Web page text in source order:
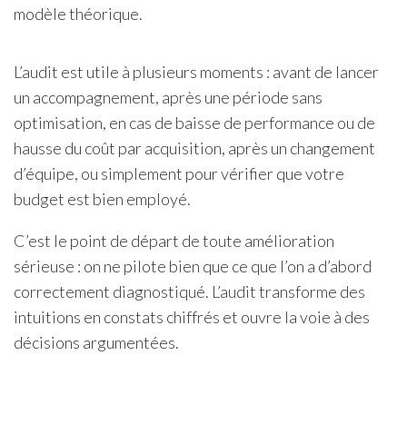
modèle théorique.
L’audit est utile à plusieurs moments : avant de lancer
un accompagnement, après une période sans
optimisation, en cas de baisse de performance ou de
hausse du coût par acquisition, après un changement
d’équipe, ou simplement pour vérifier que votre
budget est bien employé.
C’est le point de départ de toute amélioration
sérieuse : on ne pilote bien que ce que l’on a d’abord
correctement diagnostiqué. L’audit transforme des
intuitions en constats chiffrés et ouvre la voie à des
décisions argumentées.